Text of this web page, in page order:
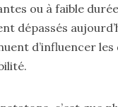
ou à faible
dépassés
d’influencer les